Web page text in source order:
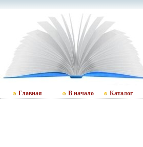
Главная В начало Каталог